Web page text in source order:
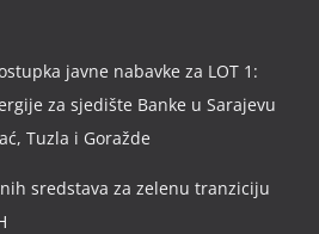
javne nabavke za LOT 1:
za sjedište Banke u Sarajevu
Tuzla i Goražde
sredstava za zelenu tranziciju